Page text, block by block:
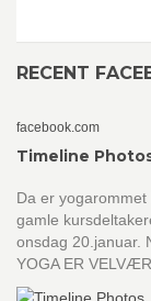
RECENT
facebook.com
Timeline
Da er
gamle
onsdag 20.januar.
YOGA ER